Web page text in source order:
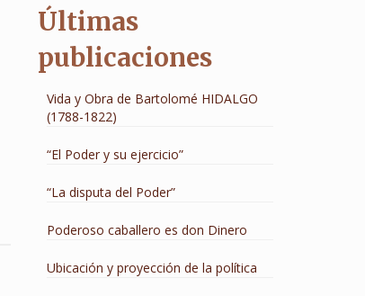
Últimas
publicaciones
Vida y Obra de Bartolomé HIDALGO
(1788-1822)
“El Poder y su ejercicio”
“La disputa del Poder”
Poderoso caballero es don Dinero
Ubicación y proyección de la política